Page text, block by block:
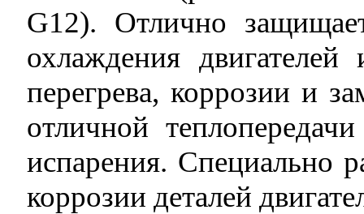
G12). Отлично
охлаждения
перегрева, коррозии и
отличной
испарения. Специально
коррозии деталей